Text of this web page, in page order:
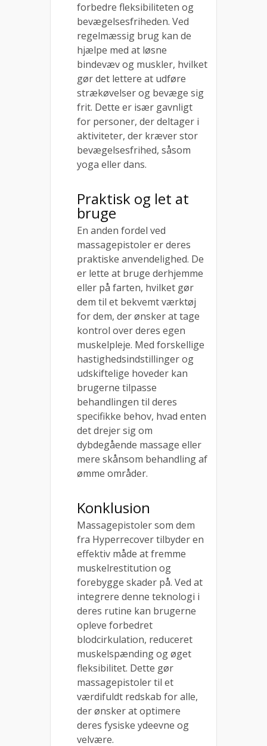
forbedre fleksibiliteten og
bevægelsesfriheden. Ved
regelmæssig brug kan de
hjælpe med at løsne
bindevæv og muskler, hvilket
gør det lettere at udføre
strækøvelser og bevæge sig
frit. Dette er især gavnligt
for personer, der deltager i
aktiviteter, der kræver stor
bevægelsesfrihed, såsom
yoga eller dans.
Praktisk og let at
bruge
En anden fordel ved
massagepistoler er deres
praktiske anvendelighed. De
er lette at bruge derhjemme
eller på farten, hvilket gør
dem til et bekvemt værktøj
for dem, der ønsker at tage
kontrol over deres egen
muskelpleje. Med forskellige
hastighedsindstillinger og
udskiftelige hoveder kan
brugerne tilpasse
behandlingen til deres
specifikke behov, hvad enten
det drejer sig om
dybdegående massage eller
mere skånsom behandling af
ømme områder.
Konklusion
Massagepistoler som dem
fra Hyperrecover tilbyder en
effektiv måde at fremme
muskelrestitution og
forebygge skader på. Ved at
integrere denne teknologi i
deres rutine kan brugerne
opleve forbedret
blodcirkulation, reduceret
muskelspænding og øget
fleksibilitet. Dette gør
massagepistoler til et
værdifuldt redskab for alle,
der ønsker at optimere
deres fysiske ydeevne og
velvære.